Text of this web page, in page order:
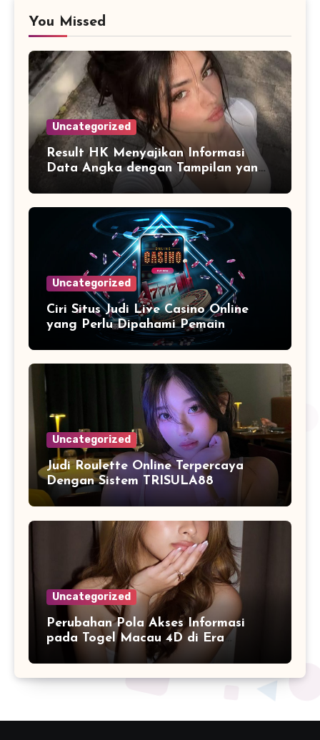
You Missed
Uncategorized
Result HK Menyajikan Informasi
Data Angka dengan Tampilan yang
Lebih Terstruktur dan Mudah
Dipahami
Uncategorized
Ciri Situs Judi Live Casino Online
yang Perlu Dipahami Pemain
Uncategorized
Judi Roulette Online Terpercaya
Dengan Sistem TRISULA88
Uncategorized
Perubahan Pola Akses Informasi
pada Togel Macau 4D di Era
Digitalisasi Data